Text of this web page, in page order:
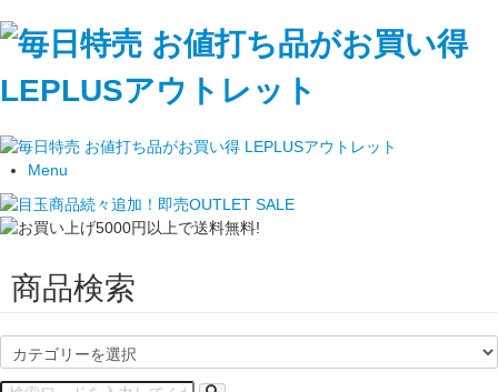
Menu
商品検索